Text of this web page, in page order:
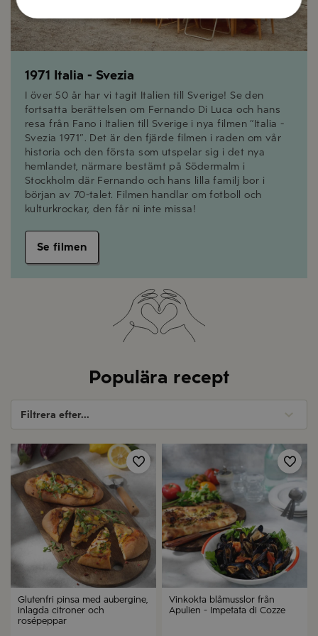
1971 Italia - Svezia
I över 50 år har vi tagit Italien till Sverige! Se den
fortsatta berättelsen om Fernando Di Luca och hans
resa från Fano i Italien till Sverige i nya filmen “Italia -
Svezia 1971”. Det är den fjärde filmen i raden om vår
historia och den första som utspelar sig i det nya
hemlandet, närmare bestämt på Södermalm i
Stockholm där Fernando och hans lilla familj bor i
början av 70-talet. Filmen handlar om fotboll och
kulturkrockar, den får ni inte missa!
Se filmen
Populära recept
Filtrera efter...
Glutenfri pinsa med aubergine,
inlagda citroner och
rosépeppar
Vinkokta blåmusslor från
Apulien - Impetata di Cozze